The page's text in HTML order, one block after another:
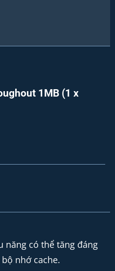
1MB (1 x
năng có thể tăng đáng
nhớ cache.